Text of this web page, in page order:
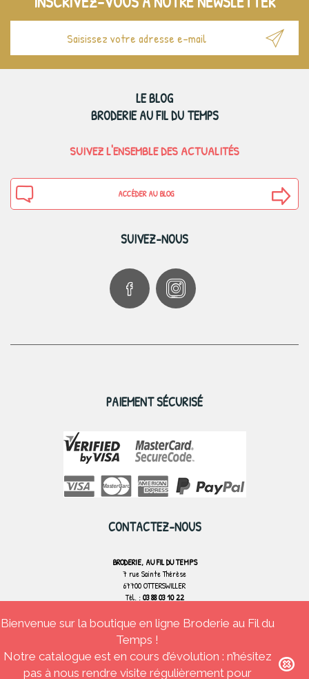
LE BLOG
BRODERIE AU FIL DU TEMPS
SUIVEZ L'ENSEMBLE DES ACTUALITÉS
ACCÉDER AU BLOG
SUIVEZ-NOUS
PAIEMENT SÉCURISÉ
CONTACTEZ-NOUS
BRODERIE, AU FIL DU TEMPS
7 rue Sainte Thérèse
67700 OTTERSWILLER
Tél. :03 88 03 10 22
CONTACTEZ-NOUS
Bienvenue sur la boutique en ligne Broderie au Fil du
Temps !
Notre catalogue est en cours d’évolution : n’hésitez
pas à nous rendre visite régulièrement pour